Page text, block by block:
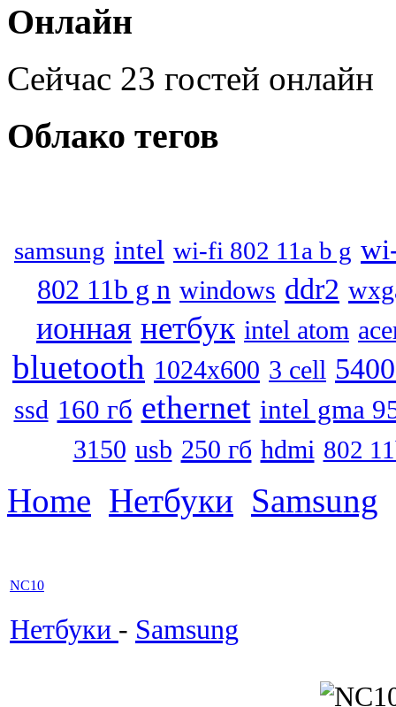
Онлайн
Сейчас 23 гостей онлайн
Облако тегов
samsung intel wi-fi 802 11a b g
802 11b g n windows ddr2
ионная нетбук intel atom
bluetooth 1024x600 3 cell
ssd 160 гб ethernet intel gma
3150 usb 250 гб hdmi 802
Home Нетбуки Samsung
NC10
Нетбуки - Samsung